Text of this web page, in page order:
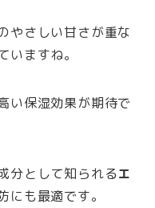
やさしい甘さが重な
ますね。
い保湿効果が期待で
分として知られるエ
にも最適です。